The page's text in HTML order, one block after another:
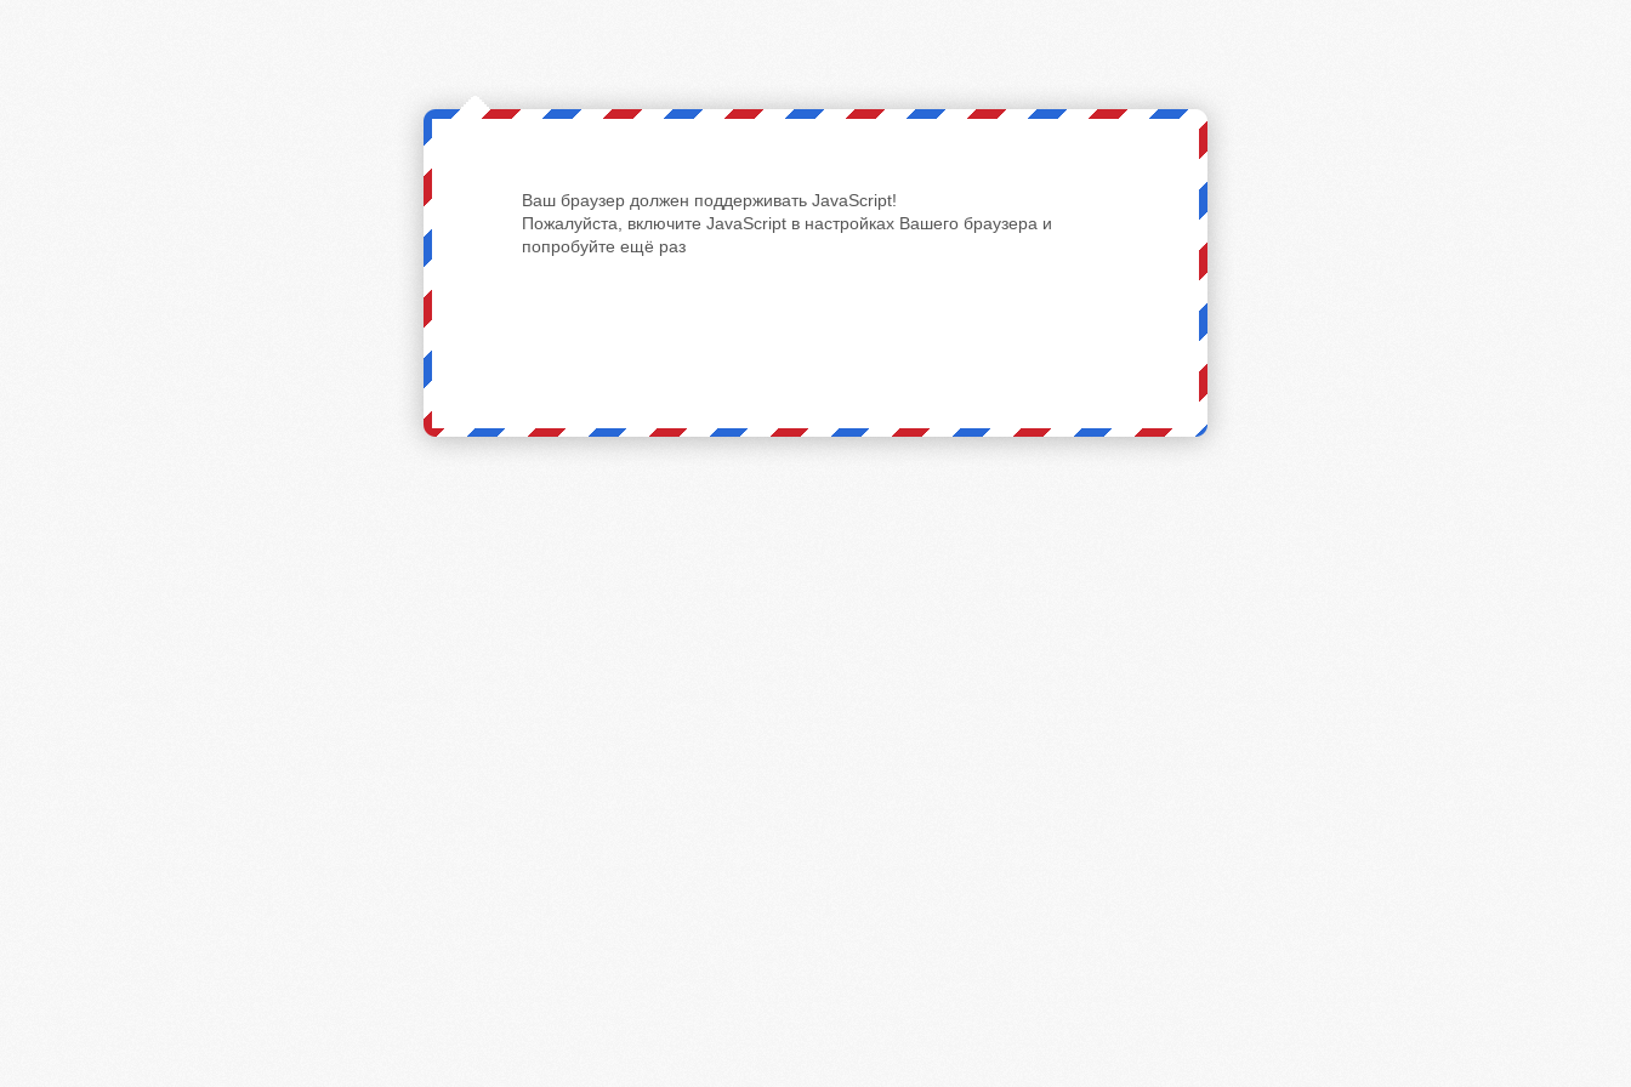
Ваш браузер должен поддерживать JavaScript!
Пожалуйста, включите JavaScript в настройках Вашего браузера и
попробуйте ещё раз